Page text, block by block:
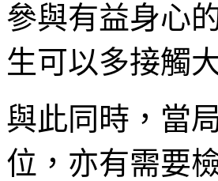
參與有益身心
生可以多接觸
與此同時，當
位，亦有需要